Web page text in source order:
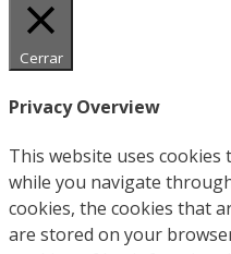
Cerrar
Privacy Overview
This website uses
while you navigate
cookies, the cookies that
are stored on your